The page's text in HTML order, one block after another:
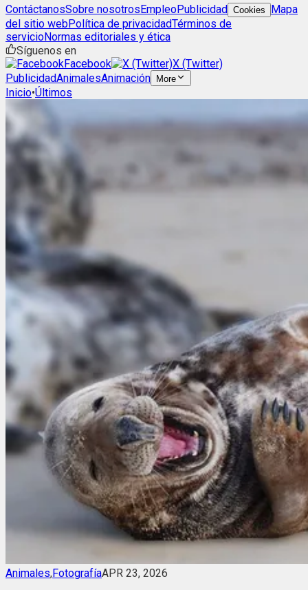
ContáctanosSobre nosotrosEmpleoPublicidad Cookies
Mapa
del sitio webPolítica de privacidadTérminos de
servicioNormas editoriales y ética
Síguenos en
Facebook
X (Twitter)
PublicidadAnimalesAnimación More
Inicio•Últimos
Animales,FotografíaAPR 23, 2026